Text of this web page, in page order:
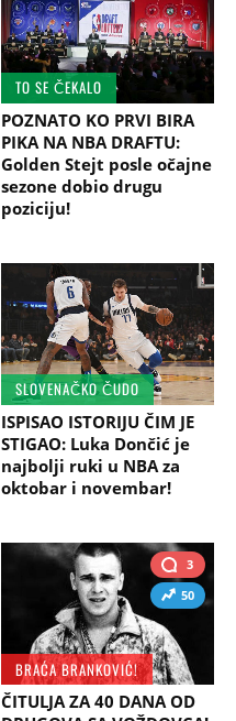
TO SE ČEKALO
POZNATO KO PRVI BIRA
PIKA NA NBA DRAFTU:
Golden Stejt posle očajne
sezone dobio drugu
poziciju!
SLOVENAČKO ČUDO
ISPISAO ISTORIJU ČIM JE
STIGAO: Luka Dončić je
najbolji ruki u NBA za
oktobar i novembar!
3
50
BRAĆA BRANKOVIĆ!
ČITULJA ZA 40 DANA OD